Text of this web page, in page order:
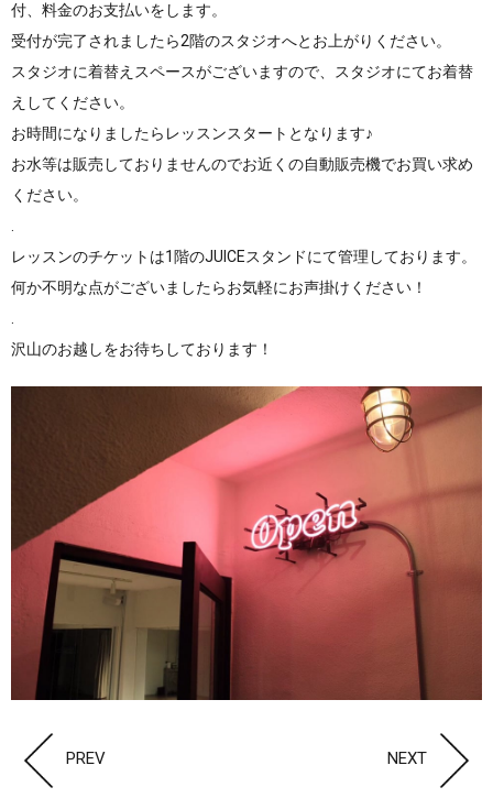
付、料金のお支払いをします。
受付が完了されましたら2階のスタジオへとお上がりください。
スタジオに着替えスペースがございますので、スタジオにてお着替
えしてください。
お時間になりましたらレッスンスタートとなります♪
お水等は販売しておりませんのでお近くの自動販売機でお買い求め
ください。
レッスンのチケットは1階のJUICEスタンドにて管理しております。
何か不明な点がございましたらお気軽にお声掛けください！
沢山のお越しをお待ちしております！
PREV NEXT